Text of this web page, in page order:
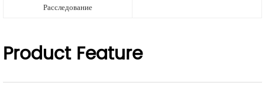
Расследование
Product Feature